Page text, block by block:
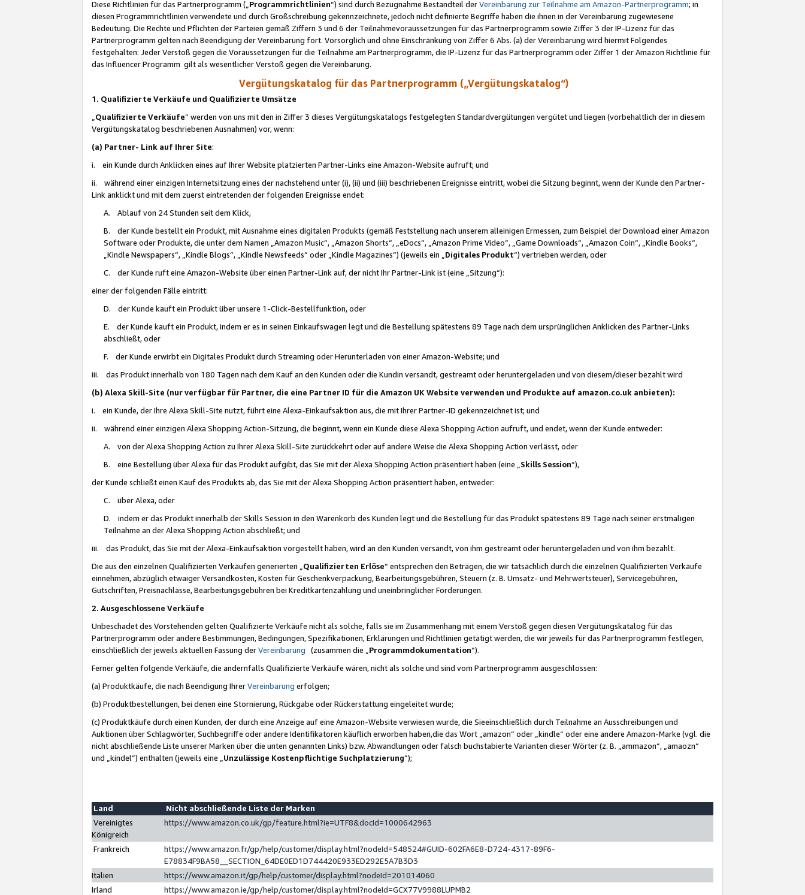
Diese Richtlinien für das Partnerprogramm („Programmrichtlinien“) sind durch Bezugnahme Bestandteil derVereinbarung zur Teilnahme am Amazon-Partnerprogramm; in
diesen Programmrichtlinien verwendete und durch Großschreibung gekennzeichnete, jedoch nicht definierte Begriffe haben die ihnen in der Vereinbarung zugewiesene
Bedeutung. Die Rechte und Pflichten der Parteien gemäß Ziffern 3 und 6 der Teilnahmevoraussetzungen für das Partnerprogramm sowie Ziffer 3 der IP-Lizenz für das
Partnerprogramm gelten nach Beendigung der Vereinbarung fort. Vorsorglich und ohne Einschränkung von Ziffer 6 Abs. (a) der Vereinbarung wird hiermit Folgendes
festgehalten: Jeder Verstoß gegen die Voraussetzungen für die Teilnahme am Partnerprogramm, die IP-Lizenz für das Partnerprogramm oder Ziffer 1 der Amazon Richtlinie für
das Influencer Programm gilt als wesentlicher Verstoß gegen die Vereinbarung.
Vergütungskatalog für das Partnerprogramm („Vergütungskatalog“)
1. Qualifizierte Verkäufe und Qualifizierte Umsätze
Qualifizierte Verkäufe“ werden von uns mit den in Ziffer 3 dieses Vergütungskatalogs festgelegten Standardvergütungen vergütet und liegen (vorbehaltlich der in diesem
Vergütungskatalog beschriebenen Ausnahmen) vor, wenn:
(a) Partner- Link auf Ihrer Site:
i. ein Kunde durch Anklicken eines auf Ihrer Website platzierten Partner-Links eine Amazon-Website aufruft; und
ii. während einer einzigen Internetsitzung eines der nachstehend unter (i), (ii) und (iii) beschriebenen Ereignisse eintritt, wobei die Sitzung beginnt, wenn der Kunde den Partner-
Link anklickt und mit dem zuerst eintretenden der folgenden Ereignisse endet:
A. Ablauf von 24 Stunden seit dem Klick,
B. der Kunde bestellt ein Produkt, mit Ausnahme eines digitalen Produkts (gemäß Feststellung nach unserem alleinigen Ermessen, zum Beispiel der Download einer Amazon
Software oder Produkte, die unter dem Namen „Amazon Music“, „Amazon Shorts“, „eDocs“, „Amazon Prime Video“, „Game Downloads“, „Amazon Coin“, „Kindle Books“,
„Kindle Newspapers“, „Kindle Blogs“, „Kindle Newsfeeds“ oder „Kindle Magazines“) (jeweils ein „ Digitales Produkt“) vertrieben werden, oder
C. der Kunde ruft eine Amazon-Website über einen Partner-Link auf, der nicht Ihr Partner-Link ist (eine „Sitzung“):
einer der folgenden Fälle eintritt:
D. der Kunde kauft ein Produkt über unsere 1-Click-Bestellfunktion, oder
E. der Kunde kauft ein Produkt, indem er es in seinen Einkaufswagen legt und die Bestellung spätestens 89 Tage nach dem ursprünglichen Anklicken des Partner-Links
abschließt, oder
F. der Kunde erwirbt ein Digitales Produkt durch Streaming oder Herunterladen von einer Amazon-Website; und
iii. das Produkt innerhalb von 180 Tagen nach dem Kauf an den Kunden oder die Kundin versandt, gestreamt oder heruntergeladen und von diesem/dieser bezahlt wird
(b) Alexa Skill-Site (nur verfügbar für Partner, die eine Partner ID für die Amazon UK Website verwenden und Produkte auf amazon.co.uk anbieten):
i. ein Kunde, der Ihre Alexa Skill-Site nutzt, führt eine Alexa-Einkaufsaktion aus, die mit Ihrer Partner-ID gekennzeichnet ist; und
ii. während einer einzigen Alexa Shopping Action-Sitzung, die beginnt, wenn ein Kunde diese Alexa Shopping Action aufruft, und endet, wenn der Kunde entweder:
A. von der Alexa Shopping Action zu Ihrer Alexa Skill-Site zurückkehrt oder auf andere Weise die Alexa Shopping Action verlässt, oder
B. eine Bestellung über Alexa für das Produkt aufgibt, das Sie mit der Alexa Shopping Action präsentiert haben (eine „ Skills Session“),
der Kunde schließt einen Kauf des Produkts ab, das Sie mit der Alexa Shopping Action präsentiert haben, entweder:
C. über Alexa, oder
D. indem er das Produkt innerhalb der Skills Session in den Warenkorb des Kunden legt und die Bestellung für das Produkt spätestens 89 Tage nach seiner erstmaligen
Teilnahme an der Alexa Shopping Action abschließt; und
iii. das Produkt, das Sie mit der Alexa-Einkaufsaktion vorgestellt haben, wird an den Kunden versandt, von ihm gestreamt oder heruntergeladen und von ihm bezahlt.
Die aus den einzelnen Qualifizierten Verkäufen generierten „ Qualifizierten Erlöse“ entsprechen den Beträgen, die wir tatsächlich durch die einzelnen Qualifizierten Verkäufe
einnehmen, abzüglich etwaiger Versandkosten, Kosten für Geschenkverpackung, Bearbeitungsgebühren, Steuern (z. B. Umsatz- und Mehrwertsteuer), Servicegebühren,
Gutschriften, Preisnachlässe, Bearbeitungsgebühren bei Kreditkartenzahlung und uneinbringlicher Forderungen.
2. Ausgeschlossene Verkäufe
Unbeschadet des Vorstehenden gelten Qualifizierte Verkäufe nicht als solche, falls sie im Zusammenhang mit einem Verstoß gegen diesen Vergütungskatalog für das
Partnerprogramm oder andere Bestimmungen, Bedingungen, Spezifikationen, Erklärungen und Richtlinien getätigt werden, die wir jeweils für das Partnerprogramm festlegen,
einschließlich der jeweils aktuellen Fassung derVereinbarung (zusammen die „ Programmdokumentation“).
Ferner gelten folgende Verkäufe, die andernfalls Qualifizierte Verkäufe wären, nicht als solche und sind vom Partnerprogramm ausgeschlossen:
(a) Produktkäufe, die nach Beendigung IhrerVereinbarung erfolgen;
(b) Produktbestellungen, bei denen eine Stornierung, Rückgabe oder Rückerstattung eingeleitet wurde;
(c) Produktkäufe durch einen Kunden, der durch eine Anzeige auf eine Amazon-Website verwiesen wurde, die Sieeinschließlich durch Teilnahme an Ausschreibungen und
Auktionen über Schlagwörter, Suchbegriffe oder andere Identifikatoren käuflich erworben haben,die das Wort „amazon“ oder „kindle“ oder eine andere Amazon-Marke (vgl. die
nicht abschließende Liste unserer Marken über die unten genannten Links) bzw. Abwandlungen oder falsch buchstabierte Varianten dieser Wörter (z. B. „ammazon“, „amaozn“
und „kindel“) enthalten (jeweils eine „ Unzulässige Kostenpflichtige Suchplatzierung”);
Land
Nicht abschließende Liste der Marken
Vereinigtes
Königreich
https://www.amazon.co.uk/gp/feature.html?ie=UTF8&docId=1000642963
Frankreich
https://www.amazon.fr/gp/help/customer/display.html?nodeId=548524#GUID-602FA6E8-D724-4317-89F6-
E78834F9BA58__SECTION_64DE0ED1D744420E933ED292E5A7B3D3
Italien
https://www.amazon.it/gp/help/customer/display.html?nodeId=201014060
Irland
https://www.amazon.ie/gp/help/customer/display.html?nodeId=GCX77V9988LUPMB2